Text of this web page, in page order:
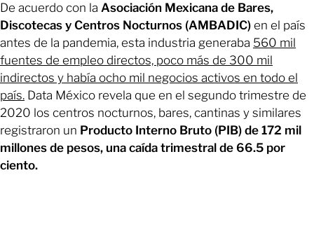
De acuerdo con la Asociación Mexicana de Bares,
Discotecas y Centros Nocturnos (AMBADIC) en el país
antes de la pandemia, esta industria generaba 560 mil
fuentes de empleo directos, poco más de 300 mil
indirectos y había ocho mil negocios activos en todo el
país. Data México revela que en el segundo trimestre de
2020 los centros nocturnos, bares, cantinas y similares
registraron un Producto Interno Bruto (PIB) de 172 mil
millones de pesos, una caída trimestral de 66.5 por
ciento.